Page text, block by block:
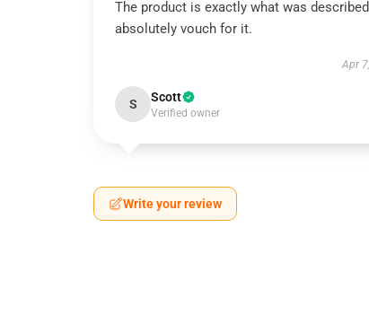
The product is exactly what was described.
absolutely vouch for it.
Apr
S Scott
Verified owner
Write your review